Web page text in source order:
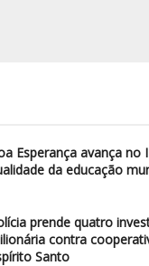
Esperança avança no
da educação
prende quatro
contra
Santo